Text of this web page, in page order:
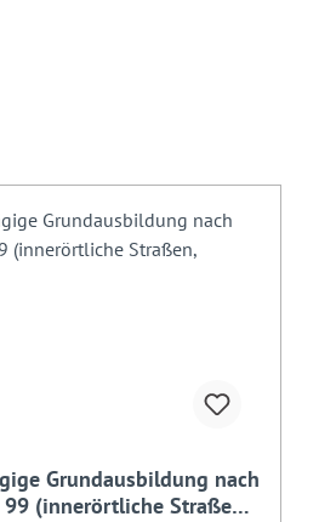
Grundausbildung nach
99 (innerörtliche Straßen,